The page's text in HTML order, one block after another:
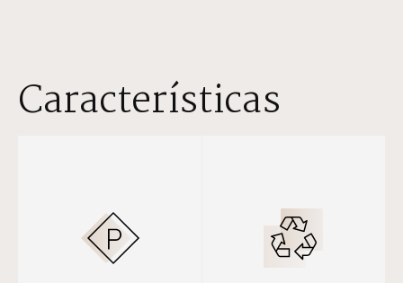
Características